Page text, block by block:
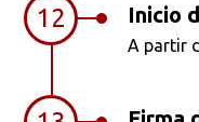
12 Inicio
A partir